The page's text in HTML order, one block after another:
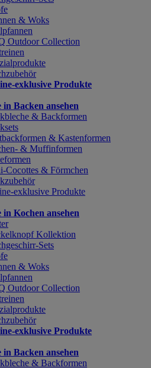
& Woks
Outdoor Collection
exklusive Produkte
in Backen ansehen
& Backformen
& Kastenformen
& Muffinformen
Cocottes & Förmchen
exklusive Produkte
in Kochen ansehen
Kollektion
Sets
& Woks
Outdoor Collection
exklusive Produkte
in Backen ansehen
& Backformen